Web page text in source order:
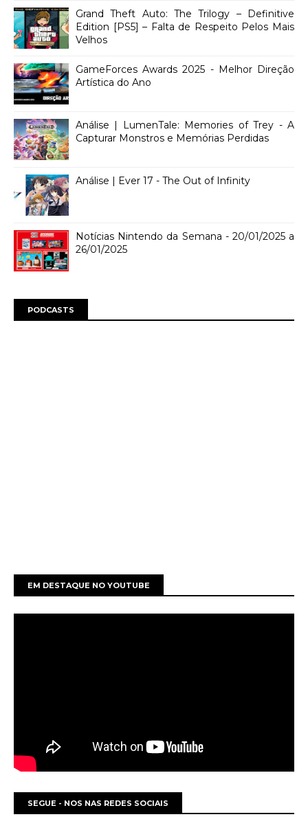
Grand Theft Auto: The Trilogy – Definitive
Edition [PS5] – Falta de Respeito Pelos Mais
Velhos
GameForces Awards 2025 - Melhor Direção
Artística do Ano
Análise | LumenTale: Memories of Trey - A
Capturar Monstros e Memórias Perdidas
Análise | Ever 17 - The Out of Infinity
Notícias Nintendo da Semana - 20/01/2025 a
26/01/2025
PODCASTS
EM DESTAQUE NO YOUTUBE
SEGUE - NOS NAS REDES SOCIAIS